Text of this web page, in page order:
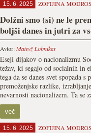
15. 6. 2025 ZOFIJINA
Dolžni smo (si) ne le
boljši danes in jutri za
Avtor:Matevž Lobnikar
Eseji dijakov o nacionalizmu
težav, ki segajo od socialnih in
tega da se danes svet spopada
premoženjske razlike,
nevarnosti nacionalizem. Ta se
več
15. 6. 2025 ZOFIJINA